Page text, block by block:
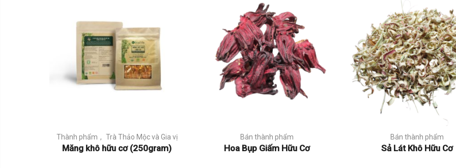
Thành phẩm Trà Thảo Mộc và Gia vị
Măng khô hữu cơ (250gram)
Bán thành phẩm
Hoa Bụp Giấm Hữu Cơ
Bán thành phẩm
Sả Lát Khô Hữu Cơ